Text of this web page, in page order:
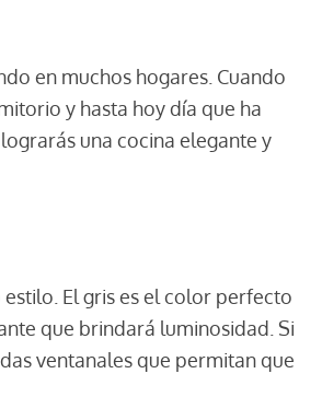
en muchos hogares. Cuando
y hasta hoy día que ha
una cocina elegante y
El gris es el color perfecto
que brindará luminosidad. Si
ventanales que permitan que